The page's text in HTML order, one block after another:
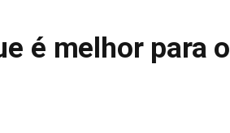
é melhor para o